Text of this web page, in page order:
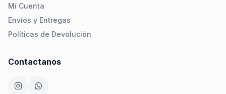
Mi Cuenta
Envíos y Entregas
Políticas de Devolución
Contactanos